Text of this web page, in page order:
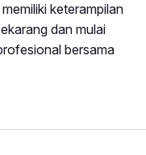
keterampilan
dan mulai
bersama